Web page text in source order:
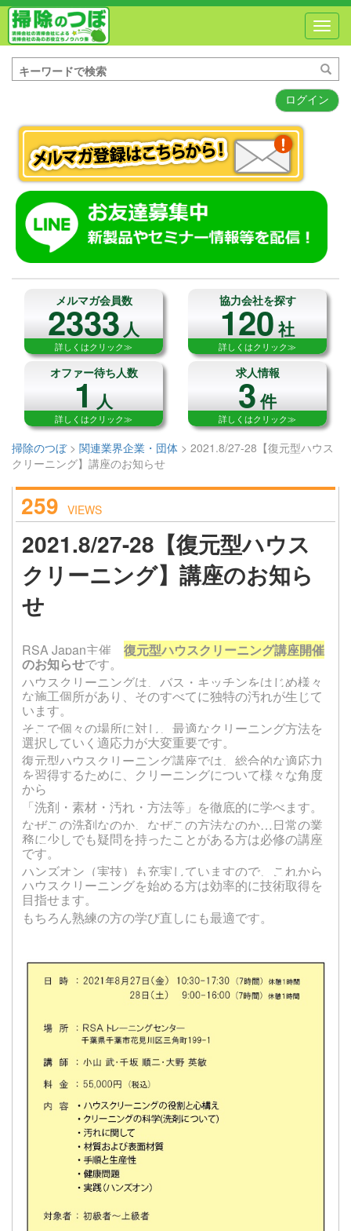
ログイン
メルマガ会員数
2333人
詳しくはクリック≫
協力会社を探す
120社
詳しくはクリック≫
オファー待ち人数
1人
詳しくはクリック≫
求人情報
3件
詳しくはクリック≫
掃除のつぼ> 関連業界企業・団体 > 2021.8/27-28【復元型ハウス
クリーニング】講座のお知らせ
259 VIEWS
2021.8/27-28【復元型ハウス
クリーニング】講座のお知ら
せ
RSA Japan主催 復元型ハウスクリーニング講座開催
のお知らせです。
ハウスクリーニングは、バス・キッチンをはじめ様々
な施工個所があり、そのすべてに独特の汚れが生じて
います。
そこで個々の場所に対し、最適なクリーニング方法を
選択していく適応力が大変重要です。
復元型ハウスクリーニング講座では、総合的な適応力
を習得するために、クリーニングについて様々な角度
から
「洗剤・素材・汚れ・方法等」を徹底的に学べます。
なぜこの洗剤なのか、なぜこの方法なのか…日常の業
務に少しでも疑問を持ったことがある方は必修の講座
です。
ハンズオン（実技）も充実していますので、これから
ハウスクリーニングを始める方は効率的に技術取得を
目指せます。
もちろん熟練の方の学び直しにも最適です。